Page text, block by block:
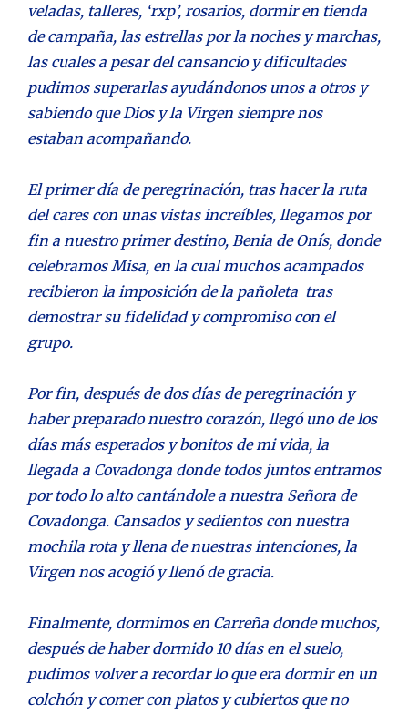
veladas, talleres, ‘rxp’, rosarios, dormir en tienda
de campaña, las estrellas por la noches y marchas,
las cuales a pesar del cansancio y dificultades
pudimos superarlas ayudándonos unos a otros y
sabiendo que Dios y la Virgen siempre nos
estaban acompañando.
El primer día de peregrinación, tras hacer la ruta
del cares con unas vistas increíbles, llegamos por
fin a nuestro primer destino, Benia de Onís, donde
celebramos Misa, en la cual muchos acampados
recibieron la imposición de la pañoleta tras
demostrar su fidelidad y compromiso con el
grupo.
Por fin, después de dos días de peregrinación y
haber preparado nuestro corazón, llegó uno de los
días más esperados y bonitos de mi vida, la
llegada a Covadonga donde todos juntos entramos
por todo lo alto cantándole a nuestra Señora de
Covadonga. Cansados y sedientos con nuestra
mochila rota y llena de nuestras intenciones, la
Virgen nos acogió y llenó de gracia.
Finalmente, dormimos en Carreña donde muchos,
después de haber dormido 10 días en el suelo,
pudimos volver a recordar lo que era dormir en un
colchón y comer con platos y cubiertos que no